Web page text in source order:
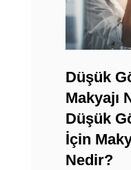
Düşük
Makyajı
Düşük
İçin
Nedir?